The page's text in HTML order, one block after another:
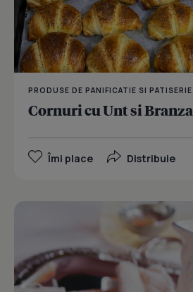
PRODUSE DE PANIFICATIE SI PATISERIE
Cornuri cu Unt si Branza
Îmi place Distribuie